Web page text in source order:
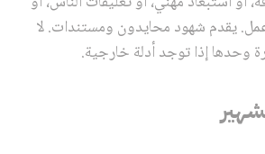
يقدم شهود محايدون ومستندات. لا
وحدها إذا توجد أدلة خارجية.